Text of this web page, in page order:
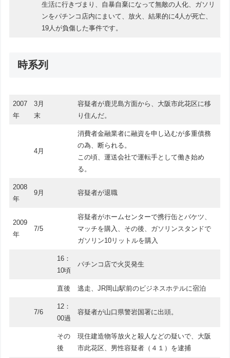
生活に行きづまり、自暴自棄になって無敵の人化、ガソリ
ンをパチンコ店内にまいて、放火、結果的に4人が死亡、
19人が負傷した事件です。
時系列
2007
年
3月
末
容疑者が鹿児島方面から、大阪市此花区に移
り住んだ。
4月
消費者金融業者に融資を申し込むが多重債務
の為、断られる。
この頃、運送会社で運転手として働き始め
る。
2008
年
9月 容疑者が退職
2009
年
7/5
容疑者がホームセンターで携行缶とバケツ、
マッチを購入、その後、ガソリンスタンドで
ガソリン10リットルを購入
16：
10頃
パチンコ店で火災発生
直後 逃走、JR岡山駅前のビジネスホテルに宿泊
7/6
12：
00過
容疑者が山口県警岩国署に出頭。
その
後
現住建造物等放火と殺人などの疑いで、大阪
市此花区、男性容疑者（４１）を逮捕